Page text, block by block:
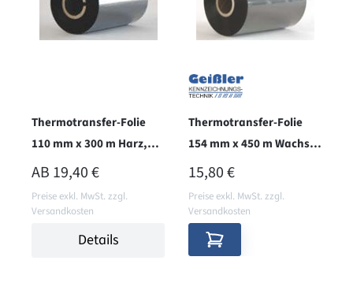
Thermotransfer-Folie
110 mm x 300 m Harz,
aussen, B110CR
REGULÄRER PREIS:
AB 19,40 €
Preise exkl. MwSt. zzgl.
Versandkosten
Details
Thermotransfer-Folie
154 mm x 450 m Wachs+,
aussen
REGULÄRER PREIS:
15,80 €
Preise exkl. MwSt. zzgl.
Versandkosten